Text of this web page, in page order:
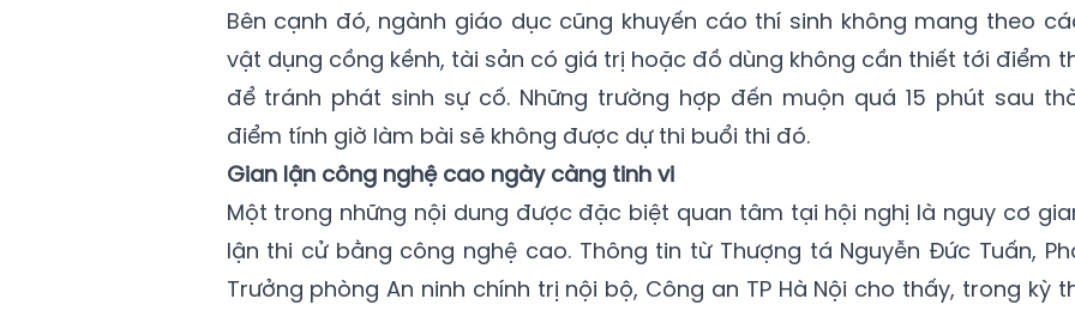
Bên cạnh đó, ngành giáo dục cũng khuyến cáo thí sinh không mang theo
vật dụng cồng kềnh, tài sản có giá trị hoặc đồ dùng không cần thiết tới điểm
để tránh phát sinh sự cố. Những trường hợp đến muộn quá 15 phút sau
điểm tính giờ làm bài sẽ không được dự thi buổi thi đó.
Gian lận công nghệ cao ngày càng tinh vi
Một trong những nội dung được đặc biệt quan tâm tại hội nghị là nguy cơ
lận thi cử bằng công nghệ cao. Thông tin từ Thượng tá Nguyễn Đức Tuấn,
Trưởng phòng An ninh chính trị nội bộ, Công an TP Hà Nội cho thấy, trong kỳ